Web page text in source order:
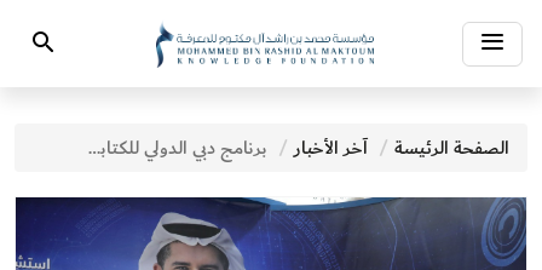
Toggle
navigation
Search
الصفحة الرئيسة آخر الأخبار برنامج دبي الدولي للكتابة يعلن عن انطلاق ورشتي "الإمارات غداً" و"دبي المستقبل" يوليو المقبل